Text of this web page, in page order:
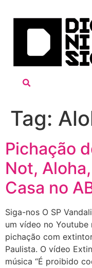
Tag:
Pichação
Not,
Casa no
Siga-nos O SP
um vídeo no
pichação com
Paulista. O vídeo
música “É proibido